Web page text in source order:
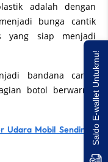
adalah dengan
bunga cantik
yang siap menjadi
bandana cantik
botol berwarna-
Udara Mobil Sendiri diSaldo E-wallet Untukmu!